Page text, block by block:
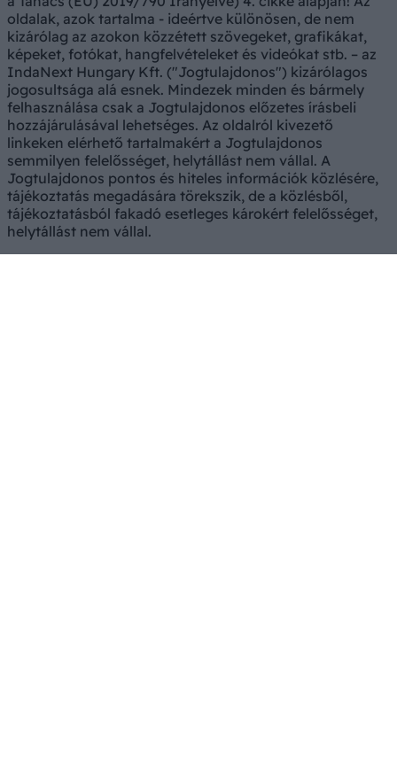
oldalak, azok tartalma - ideértve különösen, de nem
kizárólag az azokon közzétett szövegeket, grafikákat,
képeket, fotókat, hangfelvételeket és videókat stb. – az
IndaNext Hungary Kft. ("Jogtulajdonos") kizárólagos
jogosultsága alá esnek. Mindezek minden és bármely
felhasználása csak a Jogtulajdonos előzetes írásbeli
hozzájárulásával lehetséges. Az oldalról kivezető
linkeken elérhető tartalmakért a Jogtulajdonos
semmilyen felelősséget, helytállást nem vállal. A
Jogtulajdonos pontos és hiteles információk közlésére,
tájékoztatás megadására törekszik, de a közlésből,
tájékoztatásból fakadó esetleges károkért felelősséget,
helytállást nem vállal.